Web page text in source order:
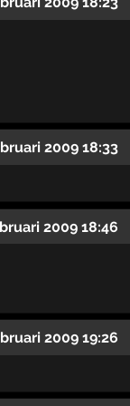
2009 18:33
2009 18:46
2009 19:26